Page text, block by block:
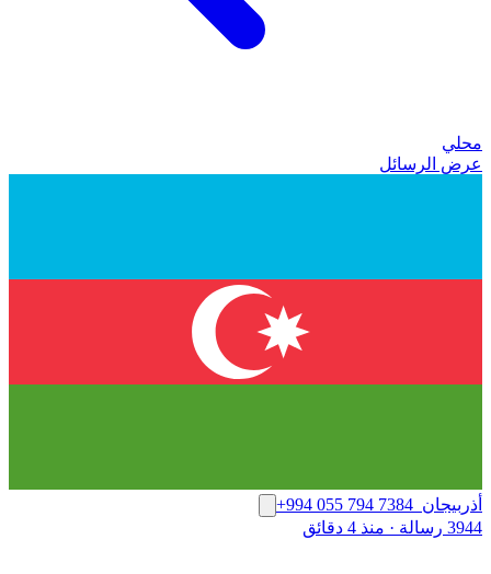
محلي
عرض الرسائل
أذربيجان +994 055 794 7384
3944 رسالة
· منذ 4 دقائق